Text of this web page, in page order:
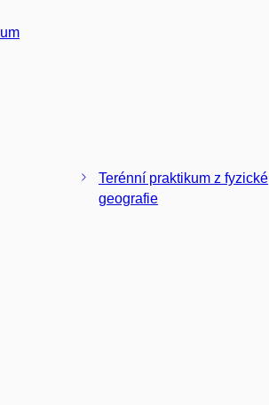
Terénní praktikum z fyzické
geografie